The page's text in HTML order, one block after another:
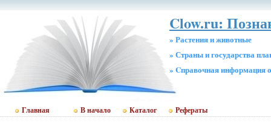
Clow.ru:
» Растения и животные
» Страны и государства
» Cправочная информация
Главная В начало Каталог Рефераты